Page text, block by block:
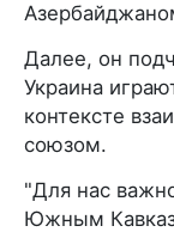
Далее, он
Украина
контексте
союзом.
"Для нас
Южным